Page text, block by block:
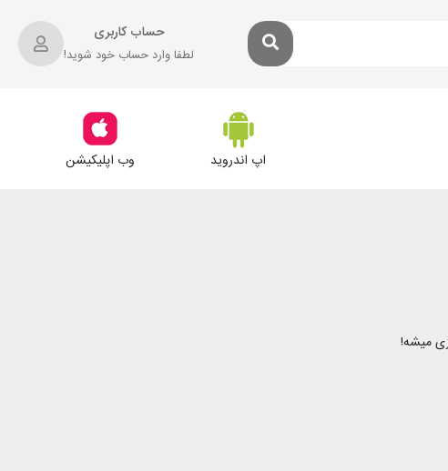
حساب کاربری
لطفا وارد حساب خود شوید!
اپ اندروید وب اپلیکیشن
میشه!